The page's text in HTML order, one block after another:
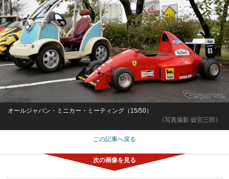
《写真撮影 嶽宮三郎》
オールジャパン・ミニカー・ミーティング（15/50）
この記事へ戻る